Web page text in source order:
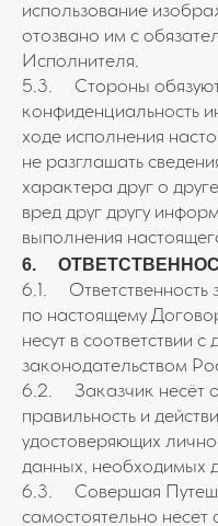
использование
отозвано им с
Исполнителя.
5.3. Стороны
конфиденциальность
ходе исполнения
не разглашать
характера друг о
вред друг другу
выполнения
6.
6.1. Ответственность
по настоящему
несут в соответствии
законодательством
6.2. Заказчик несёт
правильность и
удостоверяющих
данных, необходимых
6.3. Совершая
самостоятельно несет